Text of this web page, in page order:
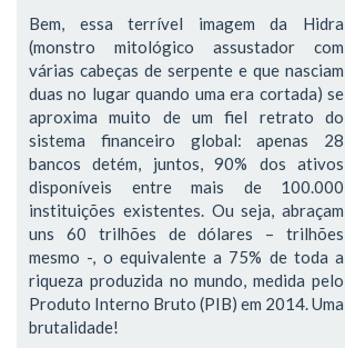
Bem, essa terrível imagem da Hidra
(monstro mitológico assustador com
várias cabeças de serpente e que nasciam
duas no lugar quando uma era cortada) se
aproxima muito de um fiel retrato do
sistema financeiro global: apenas 28
bancos detém, juntos, 90% dos ativos
disponíveis entre mais de 100.000
instituições existentes. Ou seja, abraçam
uns 60 trilhões de dólares – trilhões
mesmo -, o equivalente a 75% de toda a
riqueza produzida no mundo, medida pelo
Produto Interno Bruto (PIB) em 2014. Uma
brutalidade!